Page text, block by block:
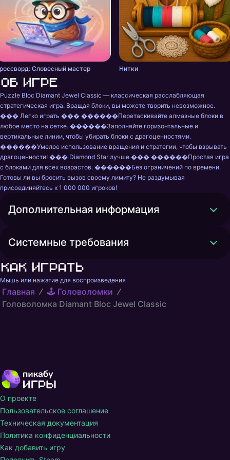
Словесный мастер Нитки
Об игре
Puzzle Bloc Diamant Jewel Classic — классическая расслабляющая
стратегическая игра. Вращая блоки, вы можете творить невозможное.
��� Легко играть ��� ������Перетаскивайте алмазные блоки в
любое место на сетке. ������Заполняйте горизонтальные и
вертикальные линии, чтобы убирать блоки с драгоценностями.
������Умелое использование вращения и стратегии, чтобы взрывать
драгоценности! ��� Diamond Star лучше ��� ������Простая игра
с блоками для всех возрастов. ������Без ограничений по времени.
Готовы ли вы бросить вызов своему лимиту? Не раздумывая
присоединяйтесь к 1 000 000 игроков!
Дополнительная информация
Системные требования
Как играть
Мышь или нажатие для воспроизведения
Главная
🕹️ Головоломки
Головоломка Diamant Bloc Jewel Classic
О проекте
Пользовательское соглашение
Техническая документация
Политика конфиденциальности
Как добавить игру